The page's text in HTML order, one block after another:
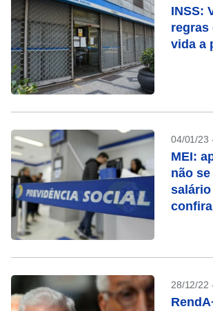
INSS:
regras
vida a
04/01/23
MEI:
não
28/12/22